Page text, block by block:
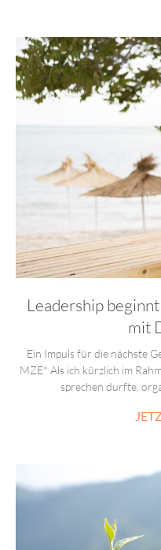
Leadership
mit
Ein Impuls für die nächste
MZE* Als ich kürzlich im
sprechen durfte,